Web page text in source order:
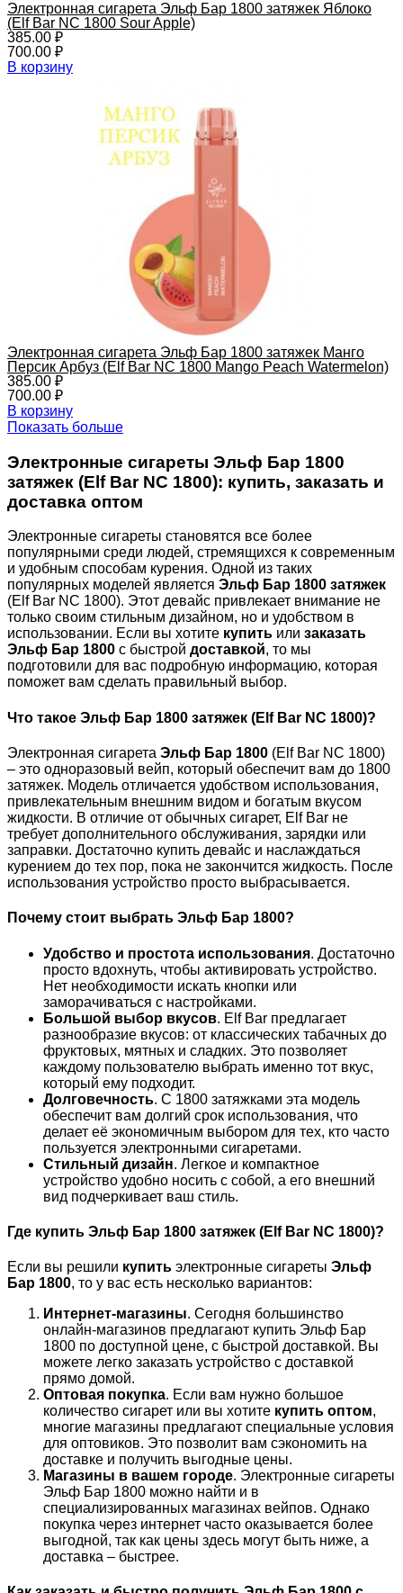
Электронная сигарета Эльф Бар 1800 затяжек Яблоко
(Elf Bar NC 1800 Sour Apple)
385.00 ₽
700.00 ₽
В корзину
Электронная сигарета Эльф Бар 1800 затяжек Манго
Персик Арбуз (Elf Bar NC 1800 Mango Peach Watermelon)
385.00 ₽
700.00 ₽
В корзину
Показать больше
Электронные сигареты Эльф Бар 1800
затяжек (Elf Bar NC 1800): купить, заказать и
доставка оптом
Электронные сигареты становятся все более
популярными среди людей, стремящихся к современным
и удобным способам курения. Одной из таких
популярных моделей является Эльф Бар 1800 затяжек
(Elf Bar NC 1800). Этот девайс привлекает внимание не
только своим стильным дизайном, но и удобством в
использовании. Если вы хотите купить или заказать
Эльф Бар 1800 с быстрой доставкой, то мы
подготовили для вас подробную информацию, которая
поможет вам сделать правильный выбор.
Что такое Эльф Бар 1800 затяжек (Elf Bar NC 1800)?
Электронная сигарета Эльф Бар 1800 (Elf Bar NC 1800)
– это одноразовый вейп, который обеспечит вам до 1800
затяжек. Модель отличается удобством использования,
привлекательным внешним видом и богатым вкусом
жидкости. В отличие от обычных сигарет, Elf Bar не
требует дополнительного обслуживания, зарядки или
заправки. Достаточно купить девайс и наслаждаться
курением до тех пор, пока не закончится жидкость. После
использования устройство просто выбрасывается.
Почему стоит выбрать Эльф Бар 1800?
Удобство и простота использования. Достаточно
просто вдохнуть, чтобы активировать устройство.
Нет необходимости искать кнопки или
заморачиваться с настройками.
Большой выбор вкусов. Elf Bar предлагает
разнообразие вкусов: от классических табачных до
фруктовых, мятных и сладких. Это позволяет
каждому пользователю выбрать именно тот вкус,
который ему подходит.
Долговечность. С 1800 затяжками эта модель
обеспечит вам долгий срок использования, что
делает её экономичным выбором для тех, кто часто
пользуется электронными сигаретами.
Стильный дизайн. Легкое и компактное
устройство удобно носить с собой, а его внешний
вид подчеркивает ваш стиль.
Где купить Эльф Бар 1800 затяжек (Elf Bar NC 1800)?
Если вы решили купить электронные сигареты Эльф
Бар 1800, то у вас есть несколько вариантов:
Интернет-магазины. Сегодня большинство
онлайн-магазинов предлагают купить Эльф Бар
1800 по доступной цене, с быстрой доставкой. Вы
можете легко заказать устройство с доставкой
прямо домой.
Оптовая покупка. Если вам нужно большое
количество сигарет или вы хотите купить оптом,
многие магазины предлагают специальные условия
для оптовиков. Это позволит вам сэкономить на
доставке и получить выгодные цены.
Магазины в вашем городе. Электронные сигареты
Эльф Бар 1800 можно найти и в
специализированных магазинах вейпов. Однако
покупка через интернет часто оказывается более
выгодной, так как цены здесь могут быть ниже, а
доставка – быстрее.